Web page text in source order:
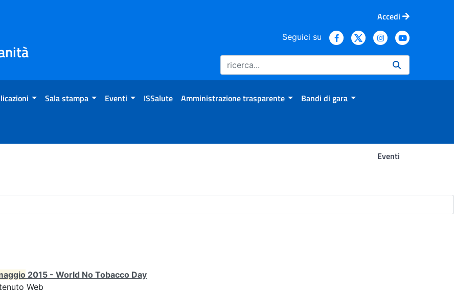
Accedi
Seguici su
Sala stampa Eventi ISSalute Amministrazione trasparente Bandi di gara
Eventi
2015 - World No Tobacco Day
Web